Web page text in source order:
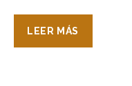
LEER MÁS